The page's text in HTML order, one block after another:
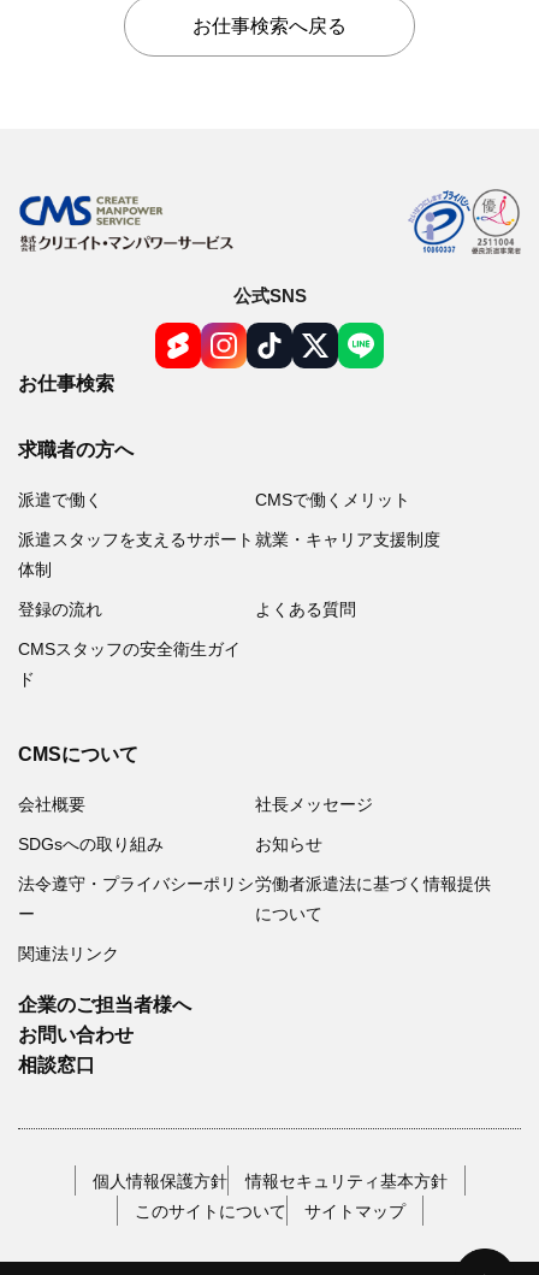
お仕事検索へ戻る
公式SNS
お仕事検索
求職者の方へ
派遣で働く CMSで働くメリット
派遣スタッフを支えるサポート
体制
就業・キャリア支援制度
登録の流れ よくある質問
CMSスタッフの安全衛生ガイ
ド
CMSについて
会社概要 社長メッセージ
SDGsへの取り組み お知らせ
法令遵守・プライバシーポリシ
ー
労働者派遣法に基づく情報提供
について
関連法リンク
企業のご担当者様へ
お問い合わせ
相談窓口
個人情報保護方針
情報セキュリティ基本方針
このサイトについて
サイトマップ